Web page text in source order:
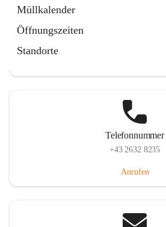
Müllkalender
Öffnungszeiten
Standorte
Telefonnummer
+43 2632 8235
Anrufen